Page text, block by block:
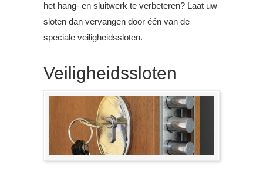
het hang- en sluitwerk te verbeteren? Laat uw
sloten dan vervangen door één van de
speciale veiligheidssloten.
Veiligheidssloten